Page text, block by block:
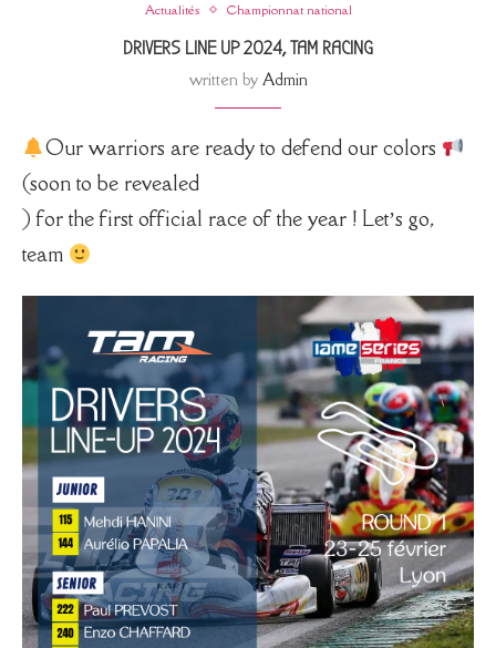
Actualités Championnat national
DRIVERS LINE UP 2024, TAM RACING
written by Admin
Our warriors are ready to defend our colors
(soon to be revealed
) for the first official race of the year ! Let’s go,
team